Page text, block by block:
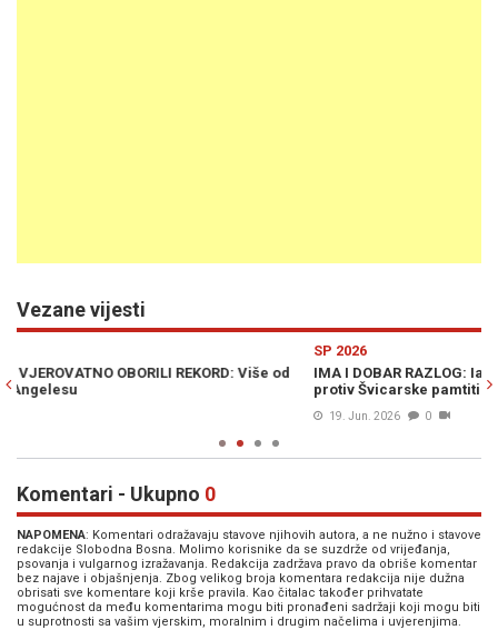
Vezane vijesti
IMA I DOBAR RAZLOG: Iako smo izgubili, jedan Zmaj će utakmicu
protiv Švicarske pamtiti cijeli život (VIDEO)
Komentari - Ukupno 0
NAPOMENA: Komentari odražavaju stavove njihovih autora, a ne nužno i stavove
redakcije Slobodna Bosna. Molimo korisnike da se suzdrže od vrijeđanja,
psovanja i vulgarnog izražavanja. Redakcija zadržava pravo da obriše komentar
bez najave i objašnjenja. Zbog velikog broja komentara redakcija nije dužna
obrisati sve komentare koji krše pravila. Kao čitalac također prihvatate
mogućnost da među komentarima mogu biti pronađeni sadržaji koji mogu biti
u suprotnosti sa vašim vjerskim, moralnim i drugim načelima i uvjerenjima.